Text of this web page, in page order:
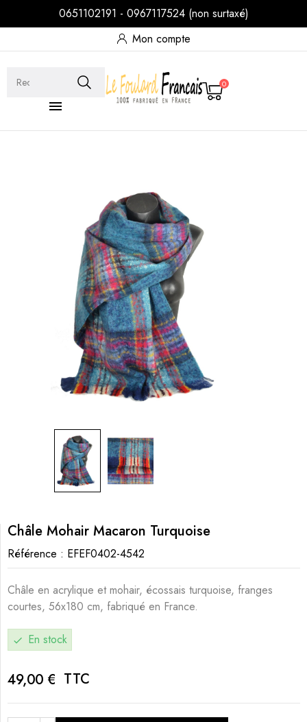
0651102191 - 0967117524 (non surtaxé)
Mon compte

0
Châle Mohair Macaron Turquoise
Référence : EFEF0402-4542
Châle en acrylique et mohair, écossais turquoise, franges
courtes, 56x180 cm, fabriqué en France.
check En stock
49,00 € TTC